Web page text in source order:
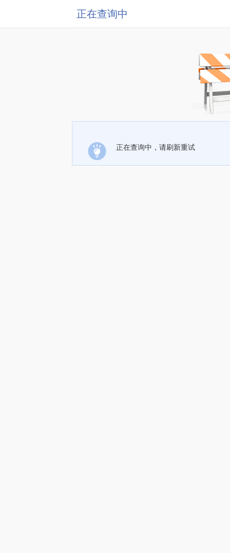
正在查询中
正在查询中，请刷新重试